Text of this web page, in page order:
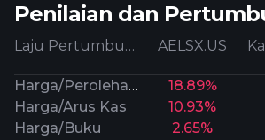
Penilaian dan
Laju Pertumbuhan AELSX.US
Harga/Perolehan Prospektif 18.89%
Harga/Arus Kas
10.93%
Harga/Buku
2.65%